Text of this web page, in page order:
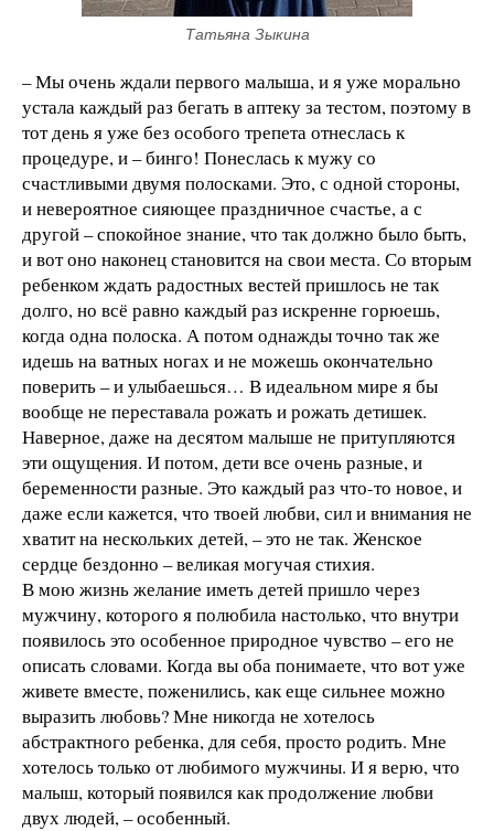
Татьяна Зыкина
– Мы очень ждали первого малыша, и я уже морально
устала каждый раз бегать в аптеку за тестом, поэтому в
тот день я уже без особого трепета отнеслась к
процедуре, и – бинго! Понеслась к мужу со
счастливыми двумя полосками. Это, с одной стороны,
и невероятное сияющее праздничное счастье, а с
другой – спокойное знание, что так должно было быть,
и вот оно наконец становится на свои места. Со вторым
ребенком ждать радостных вестей пришлось не так
долго, но всё равно каждый раз искренне горюешь,
когда одна полоска. А потом однажды точно так же
идешь на ватных ногах и не можешь окончательно
поверить – и улыбаешься… В идеальном мире я бы
вообще не переставала рожать и рожать детишек.
Наверное, даже на десятом малыше не притупляются
эти ощущения. И потом, дети все очень разные, и
беременности разные. Это каждый раз что-то новое, и
даже если кажется, что твоей любви, сил и внимания не
хватит на нескольких детей, – это не так. Женское
сердце бездонно – великая могучая стихия.
В мою жизнь желание иметь детей пришло через
мужчину, которого я полюбила настолько, что внутри
появилось это особенное природное чувство – его не
описать словами. Когда вы оба понимаете, что вот уже
живете вместе, поженились, как еще сильнее можно
выразить любовь? Мне никогда не хотелось
абстрактного ребенка, для себя, просто родить. Мне
хотелось только от любимого мужчины. И я верю, что
малыш, который появился как продолжение любви
двух людей, – особенный.